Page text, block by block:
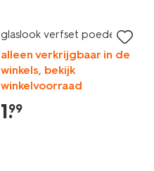
glaslook verfset poedel
alleen verkrijgbaar in de
winkels, bekijk
winkelvoorraad
1.
99